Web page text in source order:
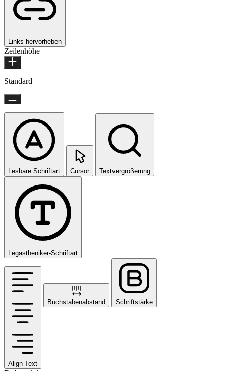
Links hervorheben
Zeilenhöhe
Standard
Lesbare Schriftart Cursor Textvergrößerung
Legastheniker-Schriftart
Align Text
Buchstabenabstand Schriftstärke